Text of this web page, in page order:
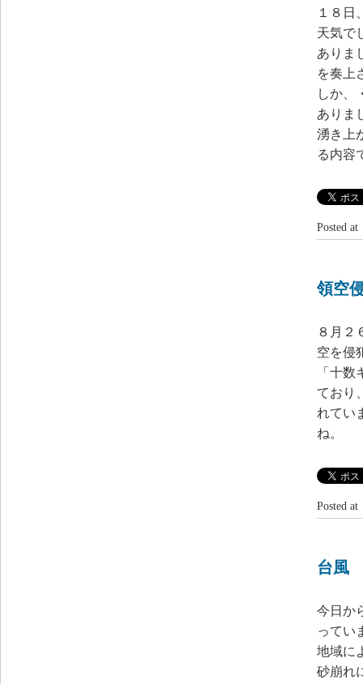
１８日
天気で
ありま
を奏上
しか、
ありま
湧き上
る内容
Posted
領空
８月２
空を侵
「十
ており
れてい
ね。
Posted
台風
今日か
ってい
地域に
砂崩れ